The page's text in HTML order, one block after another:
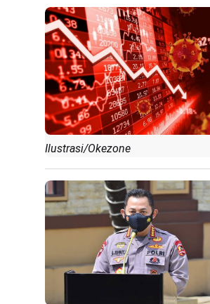
Ilustrasi/Okezone